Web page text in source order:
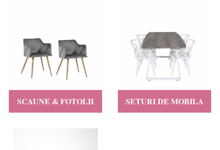
SCAUNE & FOTOLII SETURI DE MOBILA